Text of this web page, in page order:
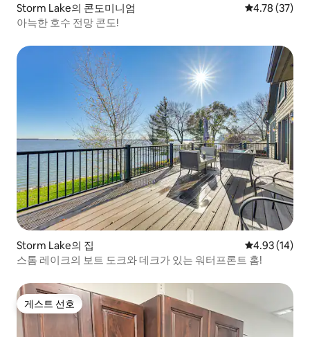
Storm Lake의 콘도미니엄 평점 4.78점
4.78 (37)
아늑한 호수 전망 콘도!
Storm Lake의 집 평점 4.93점
4.93 (14)
스톰 레이크의 보트 도크와 데크가 있는 워터프론트 홈!
게스트 선호
게스트 선호